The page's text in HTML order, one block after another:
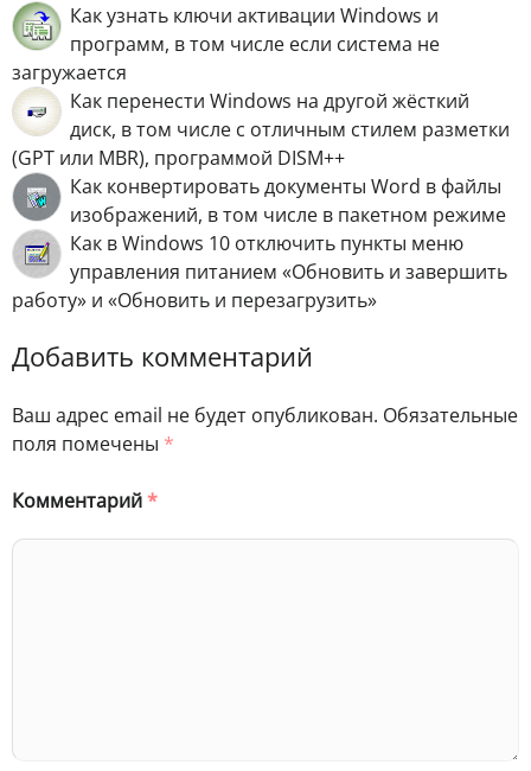
Как узнать ключи активации Windows и
программ, в том числе если система не
загружается
Как перенести Windows на другой жёсткий
диск, в том числе с отличным стилем разметки
(GPT или MBR), программой DISM++
Как конвертировать документы Word в файлы
изображений, в том числе в пакетном режиме
Как в Windows 10 отключить пункты меню
управления питанием «Обновить и завершить
работу» и «Обновить и перезагрузить»
Добавить комментарий
Ваш адрес email не будет опубликован. Обязательные
поля помечены *
Комментарий*